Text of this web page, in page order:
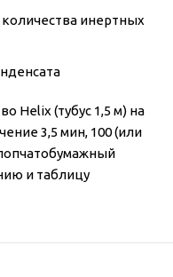
инертных
Helix (тубус 1,5 м) на
3,5 мин, 100 (или
и таблицу